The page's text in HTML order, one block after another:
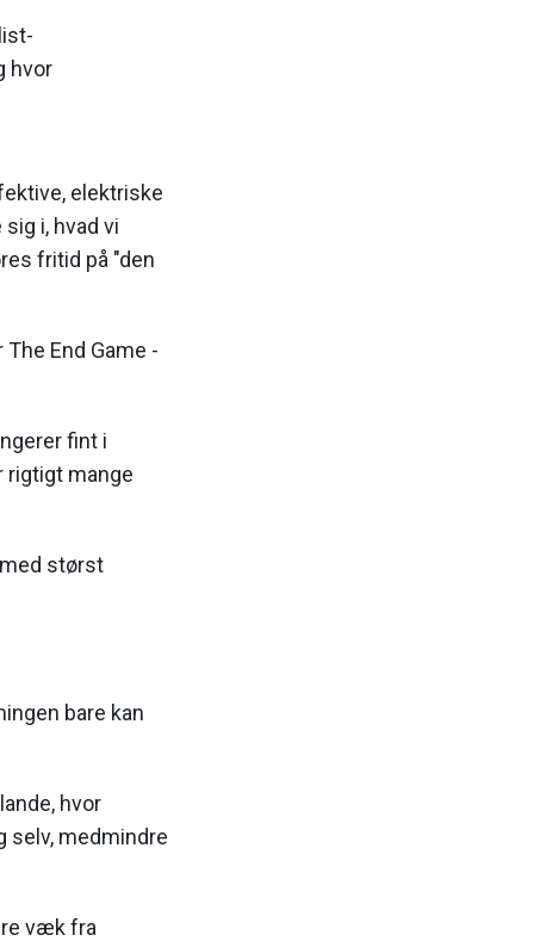
hvor
elektriske
i, hvad vi
fritid på "den
End Game -
fint i
rigtigt mange
størst
bare kan
hvor
selv, medmindre
væk fra